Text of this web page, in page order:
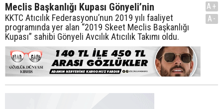
Meclis Başkanlığı Kupası Gönyeli’nin
KKTC Atıcılık Federasyonu’nun 2019 yılı faaliyet
programında yer alan “2019 Skeet Meclis Başkanlığı
Kupası” sahibi Gönyeli Avcılık Atıcılık Takımı oldu.
A+
A-